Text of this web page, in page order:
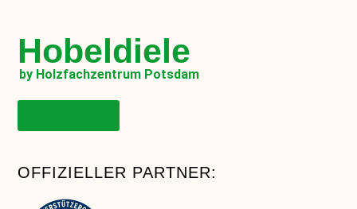
Hobeldiele
by Holzfachzentrum Potsdam
OFFIZIELLER PARTNER: